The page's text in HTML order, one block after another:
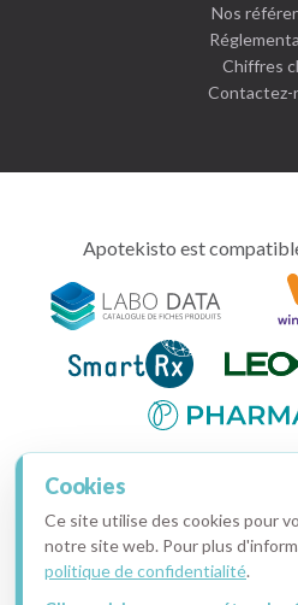
Nos
Chiffres
Contactez-
Apotekisto est
Cookies
Ce site utilise des cookies pour
notre site web. Pour plus
politique de confidentialité.